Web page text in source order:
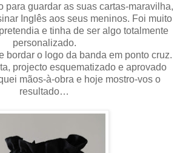
para guardar as suas cartas-maravilha,
Inglês aos seus meninos. Foi muito
e tinha de ser algo totalmente
personalizado.
bordar o logo da banda em ponto cruz.
projecto esquematizado e aprovado
mãos-à-obra e hoje mostro-vos o
resultado…